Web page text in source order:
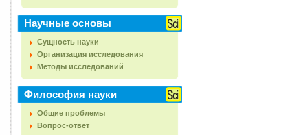
Научные основы
Сущность науки
Организация исследования
Методы исследований
Философия науки
Общие проблемы
Вопрос-ответ